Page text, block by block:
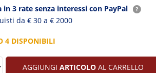
in 3 rate senza interessi con PayPal
da € 30 a € 2000
4 DISPONIBILI
AGGIUNGIARTICOLO AL CARRELLO